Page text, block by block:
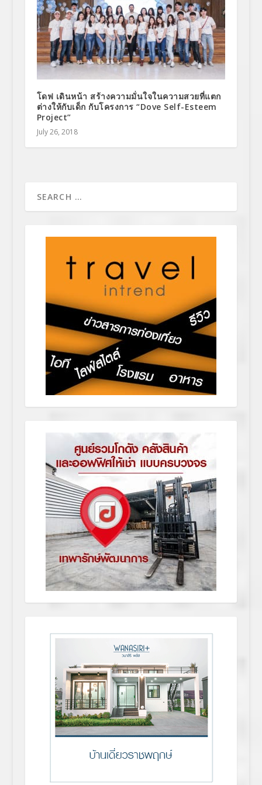
โดฟ เดินหน้า สร้างความมั่นใจในความสวยที่แตก
ต่างให้กับเด็ก กับโครงการ “Dove Self-Esteem
Project”
July 26, 2018